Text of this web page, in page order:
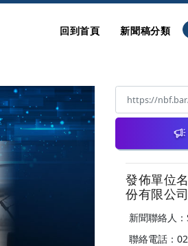
回到首頁 新聞稿分類
發佈單位
份有限公司
新聞聯絡人
聯絡電話：